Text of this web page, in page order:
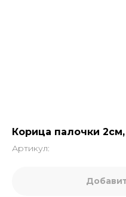
Корица палочки 2см,
Артикул: